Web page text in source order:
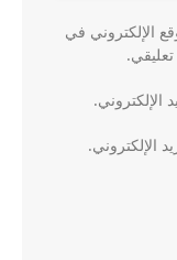
الإلكتروني في
الإلكتروني.
الإلكتروني.